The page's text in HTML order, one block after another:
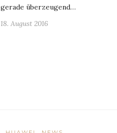
gerade überzeugend…
18. August 2016